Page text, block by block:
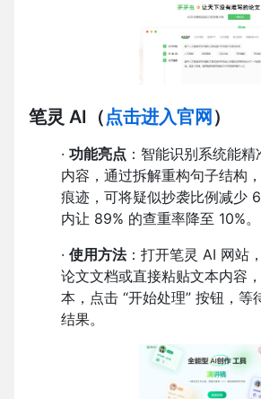
笔灵 AI （点击进入官网 ）
· 功能亮点 ：智能识别系统能
内容，通过拆解重构句子结构
痕迹，可将疑似抄袭比例减少
内让 89% 的查重率降至 10%。
· 使用方法：打开笔灵 AI 网站
论文文档或直接粘贴文本内容
本，点击 “开始处理” 按钮，等
结果。